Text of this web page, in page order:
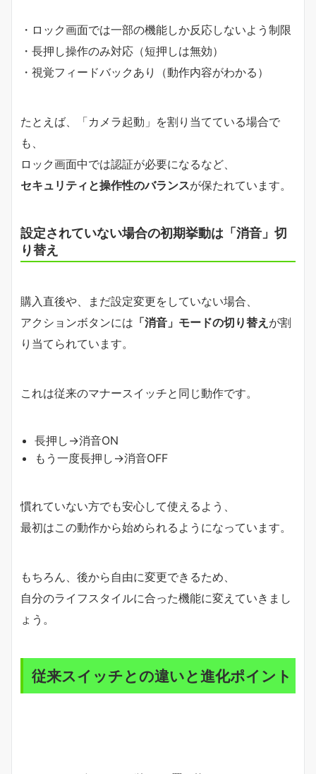
・ロック画面では一部の機能しか反応しないよう制限
・長押し操作のみ対応（短押しは無効）
・視覚フィードバックあり（動作内容がわかる）
たとえば、「カメラ起動」を割り当てている場合で
も、
ロック画面中では認証が必要になるなど、
セキュリティと操作性のバランスが保たれています。
設定されていない場合の初期挙動は「消音」切
り替え
購入直後や、まだ設定変更をしていない場合、
アクションボタンには 「消音」モードの切り替え が割
り当てられています。
これは従来のマナースイッチと同じ動作です。
長押し→消音ON
もう一度長押し→消音OFF
慣れていない方でも安心して使えるよう、
最初はこの動作から始められるようになっています。
もちろん、後から自由に変更できるため、
自分のライフスタイルに合った機能に変えていきまし
ょう。
従来スイッチとの違いと進化ポイント